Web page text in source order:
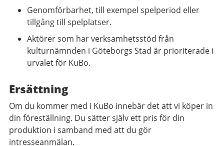
Genomförbarhet, till exempel spelperiod eller
tillgång till spelplatser.
Aktörer som har verksamhetsstöd från
kulturnämnden i Göteborgs Stad är prioriterade i
urvalet för KuBo.
Ersättning
Om du kommer med i KuBo innebär det att vi köper in
din föreställning. Du sätter själv ett pris för din
produktion i samband med att du gör
intresseanmälan.